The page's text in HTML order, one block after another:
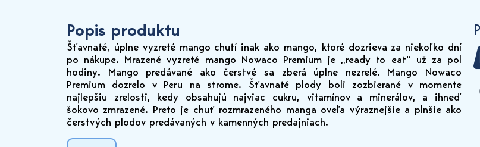
Popis produktu
Šťavnaté, úplne vyzreté mango chutí inak ako mango, ktoré dozrieva za niekoľko dní
po nákupe. Mrazené vyzreté mango Nowaco Premium je „ready to eat“ už za pol
hodiny. Mango predávané ako čerstvé sa zberá úplne nezrelé. Mango Nowaco
Premium dozrelo v Peru na strome. Šťavnaté plody boli zozbierané v momente
najlepšiu zrelosti, kedy obsahujú najviac cukru, vitamínov a minerálov, a ihneď
šokovo zmrazené. Preto je chuť rozmrazeného manga oveľa výraznejšie a plnšie ako
čerstvých plodov predávaných v kamenných predajniach.